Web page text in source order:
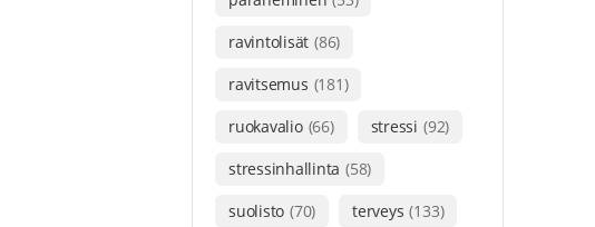
ravintolisät (86)
ravitsemus (181)
ruokavalio (66) stressi (92)
stressinhallinta (58)
suolisto (70) terveys (133)